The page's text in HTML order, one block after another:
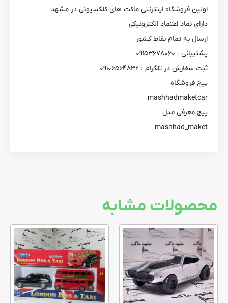
اولین فروشگاه اینترنتی ماکت های کلکسیونی در مشهد
دارای نماد اعتماد الکترونیکی
ارسال به تمام نقاط کشور
پشتیبانی : ۰۹۱۵۳۶۷۸۰۶۰
ثبت سفارش در تلگرام : ۰۹۱۰۶۵۶۴۸۳۲
پیج فروشگاه
mashhadmaketcar
پیج معرفی مدل
mashhad_maket
محصولات مشابه